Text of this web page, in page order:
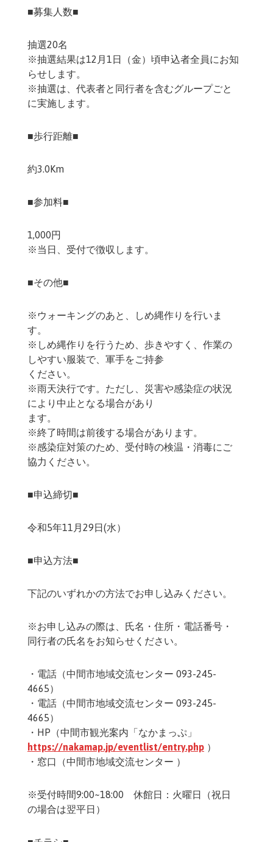
■募集人数■
抽選20名
※抽選結果は12月1日（金）頃申込者全員にお知
らせします。
※抽選は、代表者と同行者を含むグループごと
に実施します。
■歩行距離■
約3.0Km
■参加料■
1,000円
※当日、受付で徴収します。
■その他■
※ウォーキングのあと、しめ縄作りを行いま
す。
※しめ縄作りを行うため、歩きやすく、作業の
しやすい服装で、軍手をご持参
ください。
※雨天決行です。ただし、災害や感染症の状況
により中止となる場合があり
ます。
※終了時間は前後する場合があります。
※感染症対策のため、受付時の検温・消毒にご
協力ください。
■申込締切■
令和5年11月29日(水）
■申込方法■
下記のいずれかの方法でお申し込みください。
※お申し込みの際は、氏名・住所・電話番号・
同行者の氏名をお知らせください。
・電話（中間市地域交流センター 093-245-
4665）
・電話（中間市地域交流センター 093-245-
4665）
・HP（中間市観光案内「なかまっぷ」
https://nakamap.jp/eventlist/entry.php ）
・窓口（中間市地域交流センター ）
※受付時間9:00~18:00 休館日：火曜日（祝日
の場合は翌平日）